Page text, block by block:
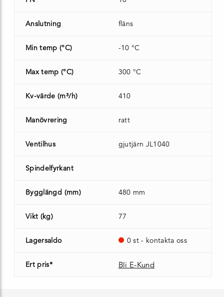
Anslutning fläns
Min temp (°C) -10 °C
Max temp (°C) 300 °C
Kv-värde (m³/h) 410
Manövrering ratt
Ventilhus gjutjärn JL1040
Spindelfyrkant
Bygglängd (mm) 480 mm
Vikt (kg) 77
Lagersaldo 0 st - kontakta oss
Ert pris* Bli E-Kund